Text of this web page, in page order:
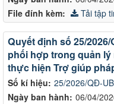
File đính kèm: Tải tập
Số kí hiệu: 25/2026/QĐ-
Ngày ban hành: 06/04/
Quyết định số 25/
phối hợp trong quản
thực hiện Trợ giúp